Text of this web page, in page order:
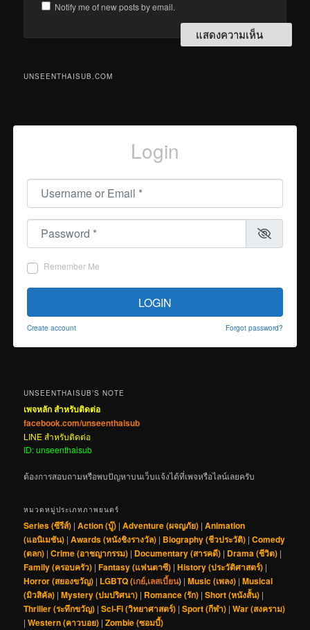
Notify me of new posts by email.
UNSEENTHAISUB.COM
Login
Username or Email
Password
Remember Me
LOGIN
Create account Forgot password?
UNSEENTHAISUB’S NOTE
เพจหลัก สำหรับติดต่อ
facebook.com/unseenthaisub
LINE สำหรับติดต่อ
ID: unseenthaisub
ต้องการสอบถามหรือพบปัญหาบนเว็บแจ้งได้ที่เพจหรือไลน์เลยครับ
หมวดหมู่ประเภทภาพยนตร์
Series (ซีรีส์) |Action (บู๊) |Adventure (ผจญภัย) |Animation
(แอนิเมชัน) |Awards (หนังชิงรางวัล) | Biography (ชีวประวัติ) |Comedy
(ตลก) |Crime (อาชญากรรม) | Documentary (สารคดี) | Drama (ชีวิต) |
Family (ครอบครัว) |Fantasy (แฟนตาซี) |History (ประวัติศาสตร์) |
Horror (สยองขวัญ) | LGBTQ (เกย์,เลสเบี้ยน) |Music (เพลง) |Musical
(มิวสิคัล) |Mystery (ปมปริศนา) | Romance (รัก) |Short (หนังสั้น) |
Thriller (ระทึกขวัญ) |Sci-Fi (วิทยาศาสตร์) |Sport (กีฬา) |War (สงคราม)
|Western (คาวบอย) |Zombie (ซอมบี้)